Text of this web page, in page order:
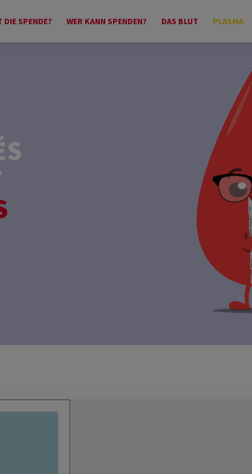
DIE SPENDE? WER KANN SPENDEN? DAS BLUT PLASMA